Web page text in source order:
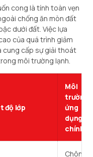
cong là tính toàn vẹn
chống ăn mòn đất
dưới đất. Việc lựa
của quá trình giảm
cung cấp sự giải thoát
môi trường lạnh.
độ lớp
Môi
trường
ứng
dụng
chính
Chôn